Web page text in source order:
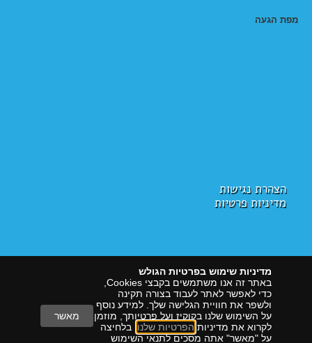
מפת הגעה
הצהרת נגישות
מדיניות פרטיות
הראל דיגיטלשיווק עם תוצאות
מדיניות שימוש בפרטיות הגולש
כדי לאפשר לאתר לעבוד בצורה תקינה
ולשפר את חוויית הגלישה שלך. למידע נוסף
על השימוש שלנו בקוקיז ועל פרטיותך, מוזמן
לקרוא את מדיניות הפרטיות שלנו . בלחיצה
על "מאשר" אתה מסכים לתנאי השימוש
מאשר